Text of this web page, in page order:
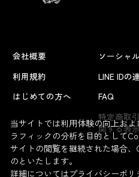
会社概要
利用規約
はじめての方へ
ソーシャ
LINE IDの
FAQ
特定商取
関する表
当サイトでは利用体験の向上お
ラフィックの分析を目的として
サイトの閲覧を継続された場合
のといたします。
詳細についてはプライバシーポリ